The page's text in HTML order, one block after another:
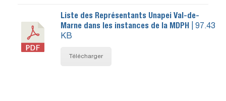
Liste des Représentants Unapei Val-de-
Marne dans les instances de la MDPH | 97.43
KB
Télécharger